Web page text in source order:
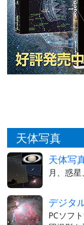
天体写真
天体写
月、惑
デジタ
PCソフ